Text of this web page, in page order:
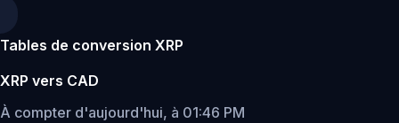
Tables de conversion XRP
XRP vers CAD
À compter d'aujourd'hui, à 01:46 PM